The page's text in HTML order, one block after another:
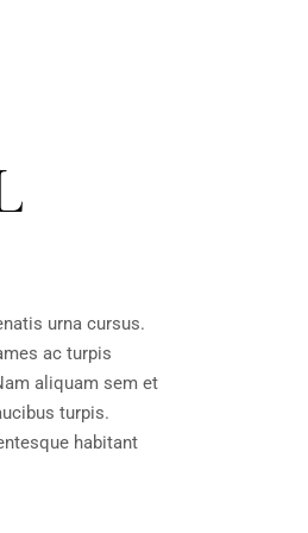
urna cursus.
ac turpis
aliquam sem et
turpis.
habitant